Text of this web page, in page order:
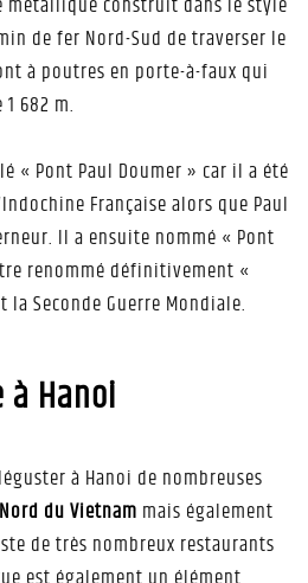
de fer Nord-Sud de traverser le
à poutres en porte-à-faux qui
682 m.
« Pont Paul Doumer » car il a été
Française alors que Paul
Il a ensuite nommé « Pont
renommé définitivement «
Seconde Guerre Mondiale.
Hanoi
à Hanoi de nombreuses
Nord du Vietnam mais également
de très nombreux restaurants